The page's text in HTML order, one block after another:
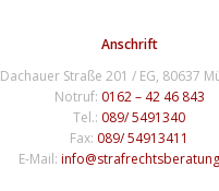
Anschrift
Dachauer Straße 201 / EG, 80637
Notruf: 0162 – 42 46 843
Tel.: 089/ 5491340
Fax: 089/ 54913411
E-Mail: